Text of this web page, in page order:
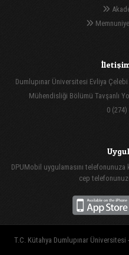
Dumlupınar Üniversitesi Evliya
Mühendisliği Bölümü Tavşanlı
0 (274)
DPUMobil uygulamasını
cep
T.C. Kütahya Dumlupınar Üniversitesi